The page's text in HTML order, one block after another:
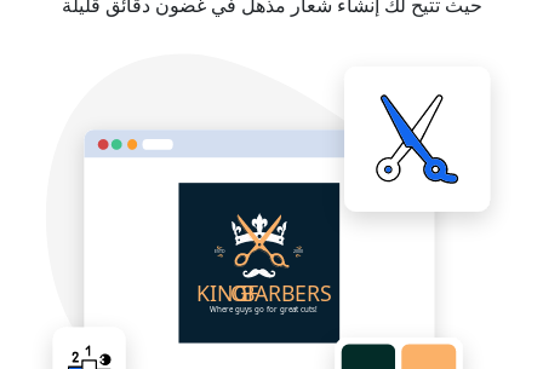
حيث تتيح لك إنشاء شعار مذهل في غضون دقائق قليلة